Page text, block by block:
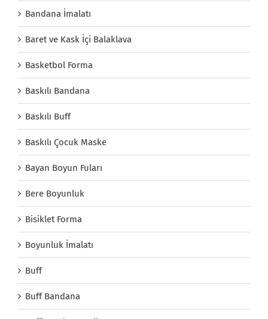
Bandana İmalatı
Baret ve Kask İçi Balaklava
Basketbol Forma
Baskılı Bandana
Baskılı Buff
Baskılı Çocuk Maske
Bayan Boyun Fuları
Bere Boyunluk
Bisiklet Forma
Boyunluk İmalatı
Buff
Buff Bandana